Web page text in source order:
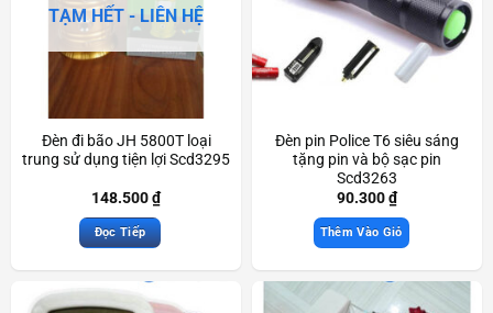
TẠM HẾT - LIÊN HỆ
Đèn đi bão JH 5800T loại
trung sử dụng tiện lợi Scd3295
148.500₫
Đọc Tiếp
Đèn pin Police T6 siêu sáng
tặng pin và bộ sạc pin
Scd3263
90.300₫
Thêm Vào Giỏ